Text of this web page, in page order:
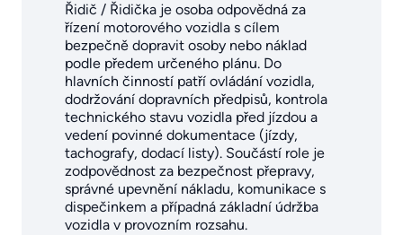
Řidič / Řidička je osoba odpovědná za
řízení motorového vozidla s cílem
bezpečně dopravit osoby nebo náklad
podle předem určeného plánu. Do
hlavních činností patří ovládání vozidla,
dodržování dopravních předpisů, kontrola
technického stavu vozidla před jízdou a
vedení povinné dokumentace (jízdy,
tachografy, dodací listy). Součástí role je
zodpovědnost za bezpečnost přepravy,
správné upevnění nákladu, komunikace s
dispečinkem a případná základní údržba
vozidla v provozním rozsahu.